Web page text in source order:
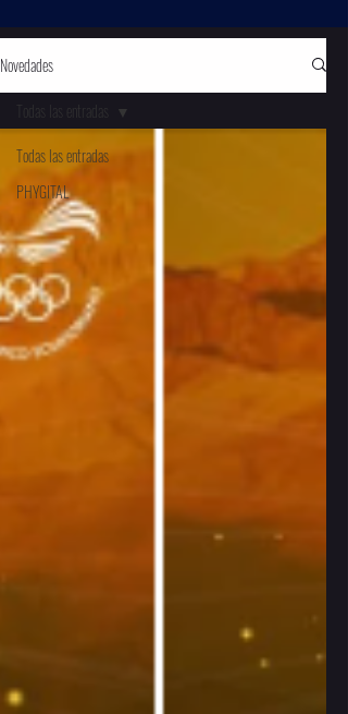
Novedades
Todas las entradas
PHYGITAL
Todas las entradas